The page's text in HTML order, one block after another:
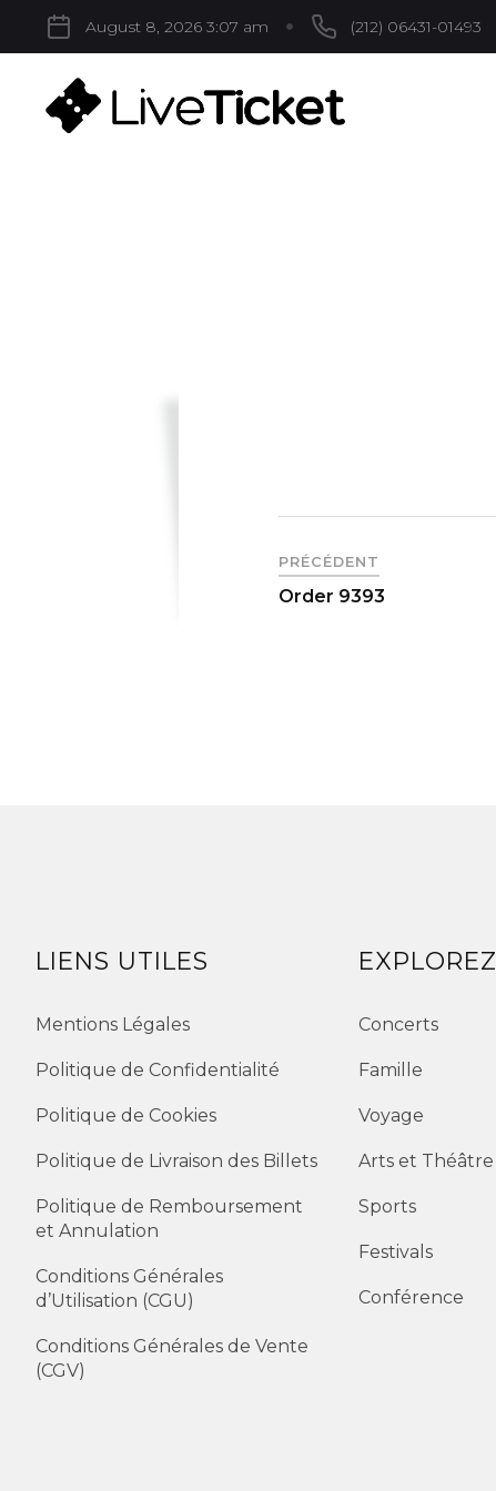
August 8, 2026 3:07 am (212) 06431-01493
PRÉCÉDENT
Order 9393
LIENS UTILES
Mentions Légales
Politique de Confidentialité
Politique de Cookies
Politique de Livraison des Billets
Politique de Remboursement
et Annulation
Conditions Générales
d’Utilisation (CGU)
Conditions Générales de Vente
(CGV)
EXPLOREZ
Concerts
Famille
Voyage
Arts et Théâtre
Sports
Festivals
Conférence